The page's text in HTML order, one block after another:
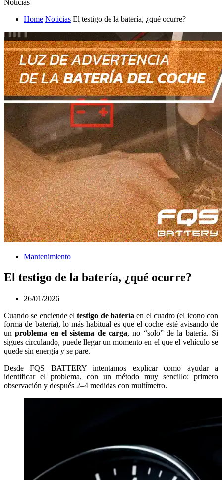
Noticias
Home Noticias El testigo de la batería, ¿qué ocurre?
Mantenimiento
El testigo de la batería, ¿qué ocurre?
26/01/2026
Cuando se enciende eltestigo de batería en el cuadro (el icono con
forma de batería), lo más habitual es que el coche esté avisando de
unproblema en el sistema de carga, no “solo” de la batería. Si
sigues circulando, puede llegar un momento en el que el vehículo se
quede sin energía y se pare.
Desde FQS BATTERY intentamos explicar como ayudar a
identificar el problema, con un método muy sencillo: primero
observación y después 2–4 medidas con multímetro.